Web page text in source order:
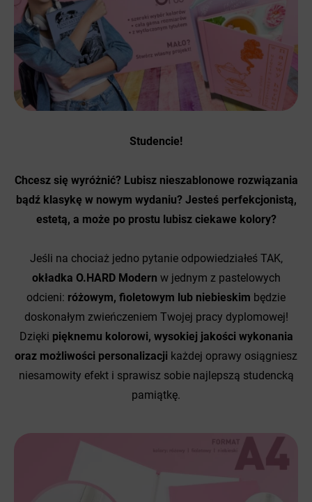
Studencie!
Chcesz się wyróżnić? Lubisz nieszablonowe rozwiązania
bądź klasykę w nowym wydaniu? Jesteś perfekcjonistą,
estetą, a może po prostu lubisz ciekawe kolory?
Jeśli na chociaż jedno pytanie odpowiedziałeś TAK,
okładka O.HARD Modern w jednym z pastelowych
odcieni: różowym, fioletowym lub niebieskim będzie
doskonałym zwieńczeniem Twojej pracy dyplomowej!
Dzięki pięknemu kolorowi, wysokiej jakości wykonania
oraz możliwości personalizacji każdej oprawy osiągniesz
niesamowity efekt i sprawisz sobie najlepszą studencką
pamiątkę.